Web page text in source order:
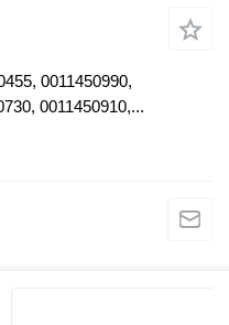
0011450990,
0011450910,...